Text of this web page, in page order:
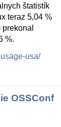
štatistík
teraz 5,04 %
%.
usa/
OSSConf